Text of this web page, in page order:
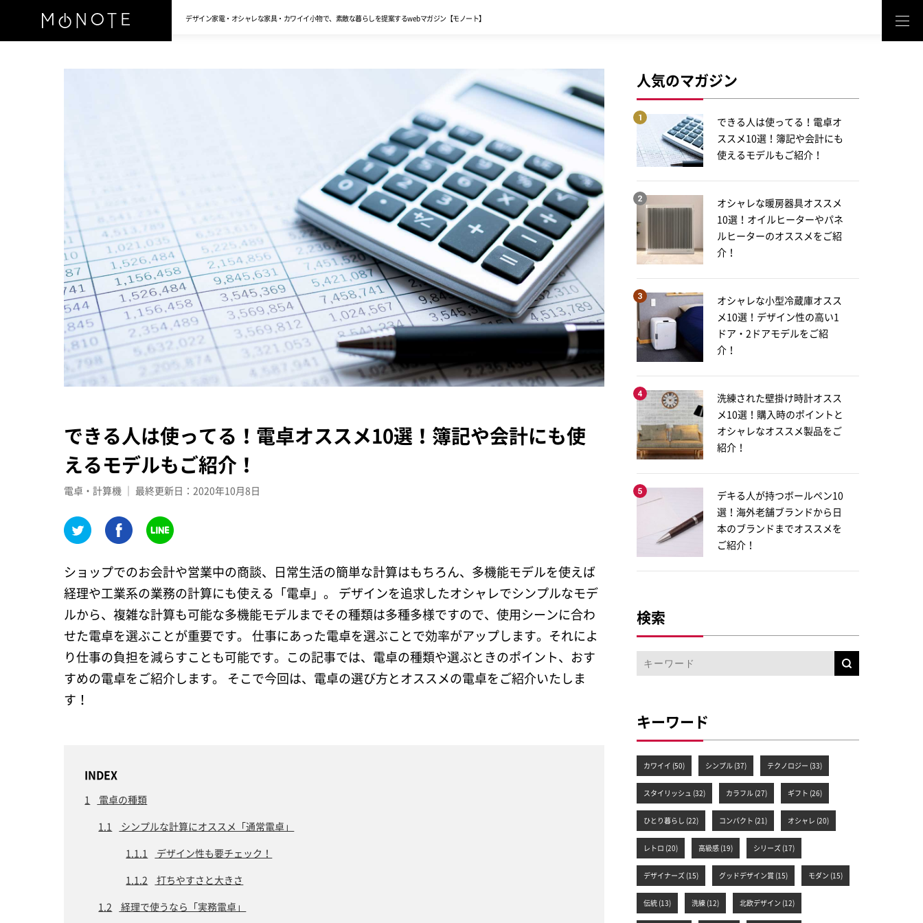
デザイン家電・オシャレな家具・カワイイ小物で、 素敵な暮らしを提案するwebマガジン【モノート】
できる人は使ってる！電卓オススメ10選！簿記や会計にも使
えるモデルもご紹介！
電卓・計算機 ｜ 最終更新日：2020年10月8日
ショップでのお会計や営業中の商談、日常生活の簡単な計算はもちろん、多機能モデルを使えば
経理や工業系の業務の計算にも使える「電卓」。 デザインを追求したオシャレでシンプルなモデ
ルから、複雑な計算も可能な多機能モデルまでその種類は多種多様ですので、使用シーンに合わ
せた電卓を選ぶことが重要です。 仕事にあった電卓を選ぶことで効率がアップします。それによ
り仕事の負担を減らすことも可能です。この記事では、電卓の種類や選ぶときのポイント、おす
すめの電卓をご紹介します。 そこで今回は、電卓の選び方とオススメの電卓をご紹介いたしま
す！
INDEX
1 電卓の種類
1.1 シンプルな計算にオススメ「通常電卓」
1.1.1 デザイン性も要チェック！
1.1.2 打ちやすさと大きさ
1.2 経理で使うなら「実務電卓」
人気のマガジン
できる人は使ってる！電卓オ
ススメ10選！簿記や会計にも
使えるモデルもご紹介！
オシャレな暖房器具オススメ
10選！オイルヒーターやパネ
ルヒーターのオススメをご紹
介！
オシャレな小型冷蔵庫オスス
メ10選！デザイン性の高い1
ドア・2ドアモデルをご紹
介！
洗練された壁掛け時計オスス
メ10選！購入時のポイントと
オシャレなオススメ製品をご
紹介！
デキる人が持つボールペン10
選！海外老舗ブランドから日
本のブランドまでオススメを
ご紹介！
検索
キーワード
カワイイ (50) シンプル (37) テクノロジー (33)
スタイリッシュ (32) カラフル (27) ギフト (26)
ひとり暮らし (22) コンパクト (21) オシャレ (20)
レトロ (20) 高級感 (19) シリーズ (17)
デザイナーズ (15) グッドデザイン賞 (15) モダン (15)
伝統 (13) 洗練 (12) 北欧デザイン (12)